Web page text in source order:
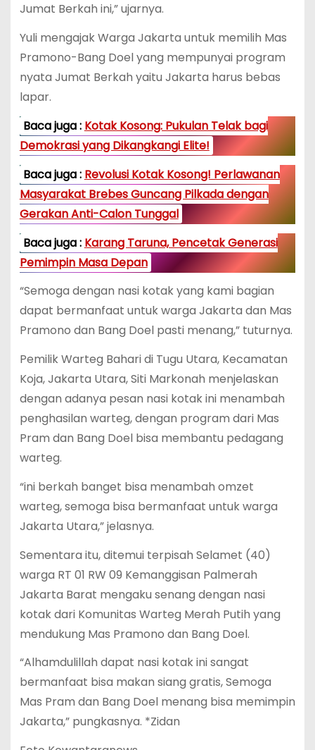
Jumat Berkah ini,” ujarnya.
Yuli mengajak Warga Jakarta untuk memilih Mas
Pramono-Bang Doel yang mempunyai program
nyata Jumat Berkah yaitu Jakarta harus bebas
lapar.
Baca juga : Kotak Kosong: Pukulan Telak bagi
Demokrasi yang Dikangkangi Elite!
Baca juga : Revolusi Kotak Kosong! Perlawanan
Masyarakat Brebes Guncang Pilkada dengan
Gerakan Anti-Calon Tunggal
Baca juga : Karang Taruna, Pencetak Generasi
Pemimpin Masa Depan
“Semoga dengan nasi kotak yang kami bagian
dapat bermanfaat untuk warga Jakarta dan Mas
Pramono dan Bang Doel pasti menang,” tuturnya.
Pemilik Warteg Bahari di Tugu Utara, Kecamatan
Koja, Jakarta Utara, Siti Markonah menjelaskan
dengan adanya pesan nasi kotak ini menambah
penghasilan warteg, dengan program dari Mas
Pram dan Bang Doel bisa membantu pedagang
warteg.
“ini berkah banget bisa menambah omzet
warteg, semoga bisa bermanfaat untuk warga
Jakarta Utara,” jelasnya.
Sementara itu, ditemui terpisah Selamet (40)
warga RT 01 RW 09 Kemanggisan Palmerah
Jakarta Barat mengaku senang dengan nasi
kotak dari Komunitas Warteg Merah Putih yang
mendukung Mas Pramono dan Bang Doel.
“Alhamdulillah dapat nasi kotak ini sangat
bermanfaat bisa makan siang gratis, Semoga
Mas Pram dan Bang Doel menang bisa memimpin
Jakarta,” pungkasnya. *Zidan